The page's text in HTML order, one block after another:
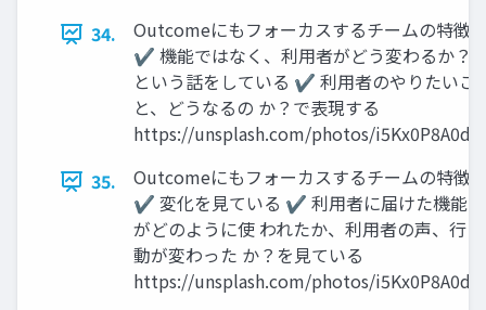
34.
Outcomeにもフォーカスするチームの特徴
✔ 機能ではなく、利用者がどう変わるか？
という話をしている ✔ 利用者のやりたいこ
と、どうなるの か？で表現する
https://unsplash.com/photos/i5Kx0P8A0d4
35.
Outcomeにもフォーカスするチームの特徴
✔ 変化を見ている ✔ 利用者に届けた機能
がどのように使 われたか、利用者の声、行
動が変わった か？を見ている
https://unsplash.com/photos/i5Kx0P8A0d4